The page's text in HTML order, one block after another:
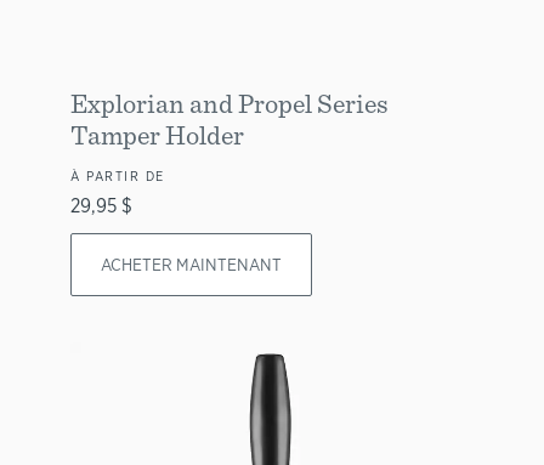
Explorian and Propel Series
Tamper Holder
À PARTIR DE
29,95 $
ACHETER MAINTENANT